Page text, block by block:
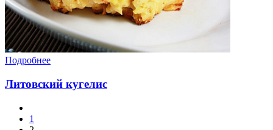
Подробнее
Литовский кугелис
1